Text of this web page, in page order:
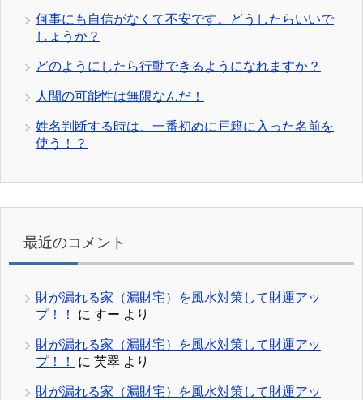
何事にも自信がなくて不安です。どうしたらいいで
しょうか？
どのようにしたら行動できるようになれますか？
人間の可能性は無限なんだ！
姓名判断する時は、一番初めに戸籍に入った名前を
使う！？
最近のコメント
財が漏れる家（漏財宅）を風水対策して財運アッ
プ！！
に すー より
財が漏れる家（漏財宅）を風水対策して財運アッ
プ！！
に 芙翠 より
財が漏れる家（漏財宅）を風水対策して財運アッ